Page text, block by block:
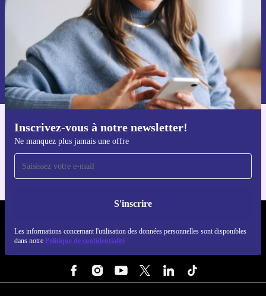
Inscrivez-vous à notre newsletter!
Ne manquez plus jamais une offre
S'inscrire
Les informations concernant l'utilisation des données personnelles sont disponibles
dans notre Politique de confidentialité
S'inscrire
Retrouvez les informations sur l'utilisation des données personnelles
dans notre
politique de confidentialité.
Téléchargez l'application refurbed
Pour iOS et Android